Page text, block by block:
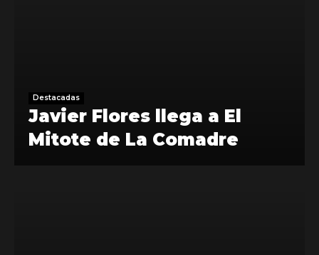
Destacadas
Javier Flores llega a El
Mitote de La Comadre